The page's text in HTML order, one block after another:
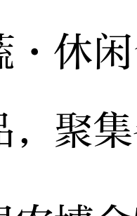
·休
，聚